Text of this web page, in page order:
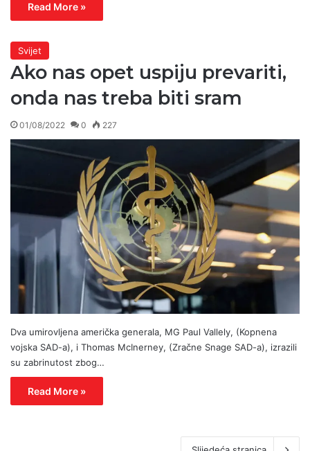
Read More »
Svijet
Ako nas opet uspiju prevariti,
onda nas treba biti sram
01/08/2022 0 227
Dva umirovljena američka generala, MG Paul Vallely, (Kopnena
vojska SAD-a), i Thomas McInerney, (Zračne Snage SAD-a), izrazili
su zabrinutost zbog…
Read More »